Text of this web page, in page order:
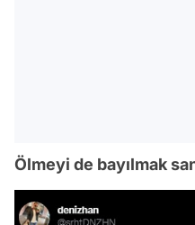
Ölmeyi de bayılmak